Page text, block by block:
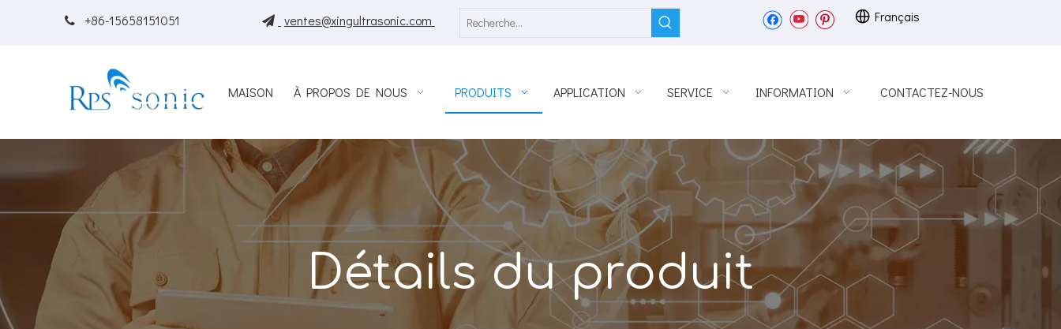
 +86-15658151051  ventes@xingultrasonic.com Français
MAISON À PROPOS DE NOUS PRODUITS APPLICATION SERVICE INFORMATION CONTACTEZ-NOUS
Détails du produit